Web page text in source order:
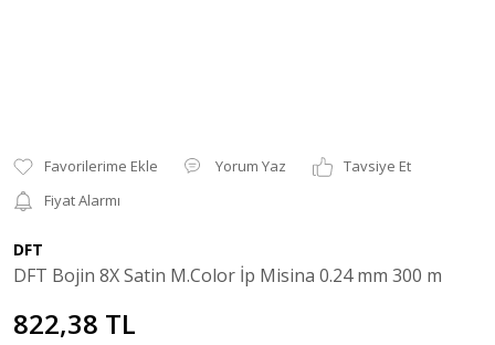
Yorum Yaz
Tavsiye Et
Fiyat Alarmı
DFT
DFT Bojin 8X Satin M.Color İp Misina 0.24 mm 300 m
822,38 TL